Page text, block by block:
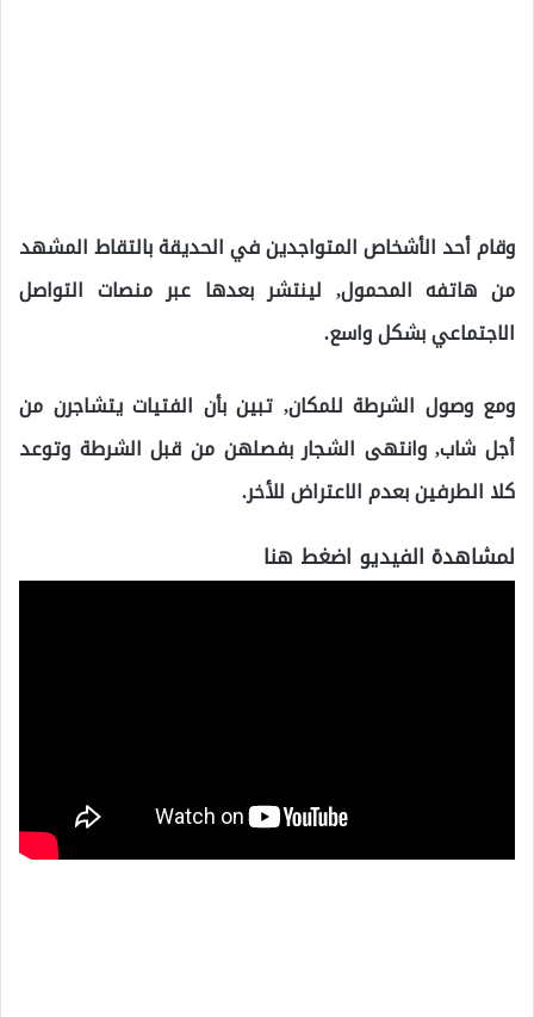
وقام أحد الأشخاص المتواجدين في الحديقة بالتقاط المشهد
من هاتفه المحمول, لينتشر بعدها عبر منصات التواصل
الاجتماعي بشكل واسع.
ومع وصول الشرطة للمكان, تبين بأن الفتيات يتشاجرن من
أجل شاب, وانتهى الشجار بفصلهن من قبل الشرطة وتوعد
كلا الطرفين بعدم الاعتراض للأخر.
لمشاهدة الفيديو اضغط هنا